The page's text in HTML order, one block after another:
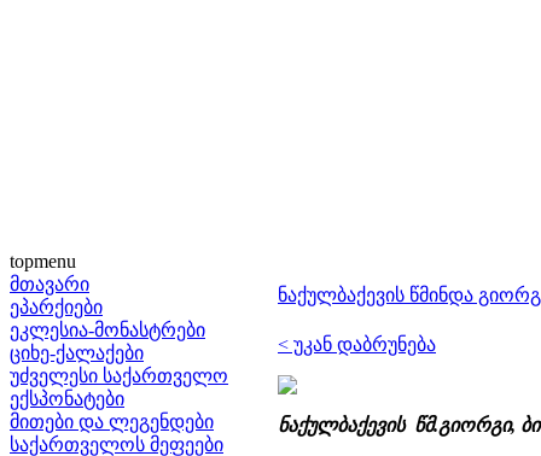
topmenu
მთავარი
ეპარქიები
ეკლესია-მონასტრები
ციხე-ქალაქები
უძველესი საქართველო
ექსპონატები
მითები და ლეგენდები
საქართველოს მეფეები
ნაქულბაქევის წმინდა
< უკან დაბრუნება
ნაქულბაქევის წმ.გიორგი,